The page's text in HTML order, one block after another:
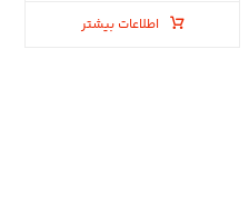
اطلاعات بیشتر